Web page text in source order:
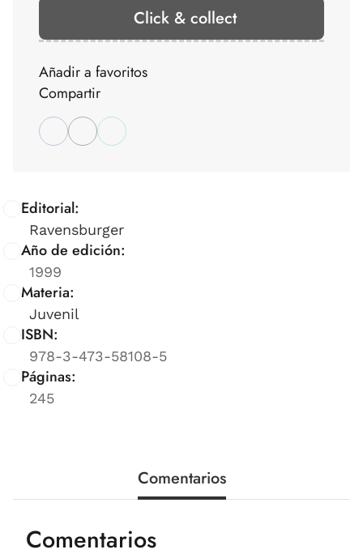
Editorial:
Ravensburger
Año de edición:
1999
Materia:
Juvenil
ISBN:
978-3-473-58108-5
Páginas:
245
Click & collect
Añadir a favoritos
Compartir
Comentarios
Comentarios